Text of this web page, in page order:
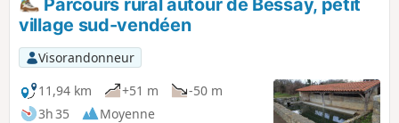
village sud-vendéen
Visorandonneur
11,94 km
+51 m
-50 m
3h 35
Moyenne